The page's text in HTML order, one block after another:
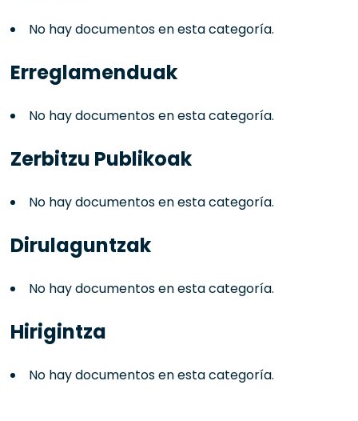
No hay documentos en esta categoría.
Erreglamenduak
No hay documentos en esta categoría.
Zerbitzu Publikoak
No hay documentos en esta categoría.
Dirulaguntzak
No hay documentos en esta categoría.
Hirigintza
No hay documentos en esta categoría.